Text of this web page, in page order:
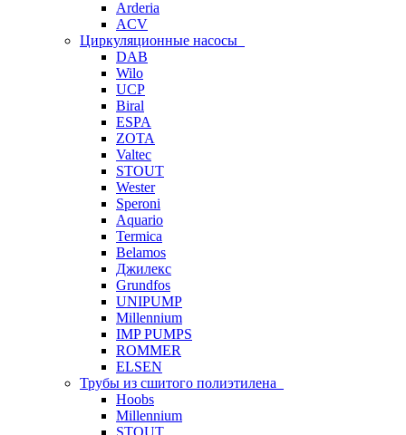
Arderia
ACV
Циркуляционные насосы
DAB
Wilo
UCP
Biral
ESPA
ZOTA
Valtec
STOUT
Wester
Speroni
Aquario
Termica
Belamos
Джилекс
Grundfos
UNIPUMP
Millennium
IMP PUMPS
ROMMER
ELSEN
Трубы из сшитого полиэтилена
Hoobs
Millennium
STOUT